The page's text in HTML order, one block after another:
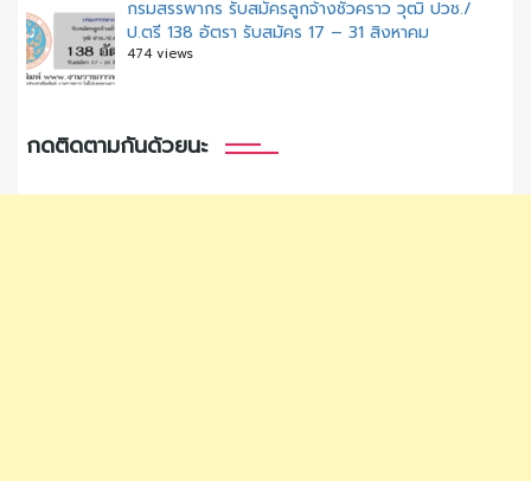
กรมสรรพากร รับสมัครลูกจ้างชั่วคราว วุฒิ ปวช./
ป.ตรี 138 อัตรา รับสมัคร 17 – 31 สิงหาคม
474 views
กดติดตามกันด้วยนะ